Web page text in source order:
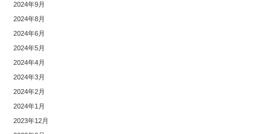
2024年9月
2024年8月
2024年6月
2024年5月
2024年4月
2024年3月
2024年2月
2024年1月
2023年12月